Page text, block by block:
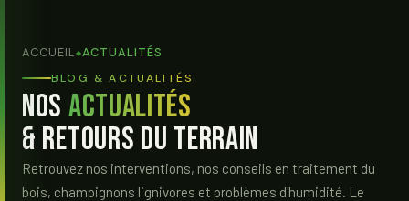
ACCUEIL◆ACTUALITÉS
BLOG & ACTUALITÉS
Nos Actualités
& Retours du Terrain
Retrouvez nos interventions, nos conseils en traitement du
bois, champignons lignivores et problèmes d'humidité. Le